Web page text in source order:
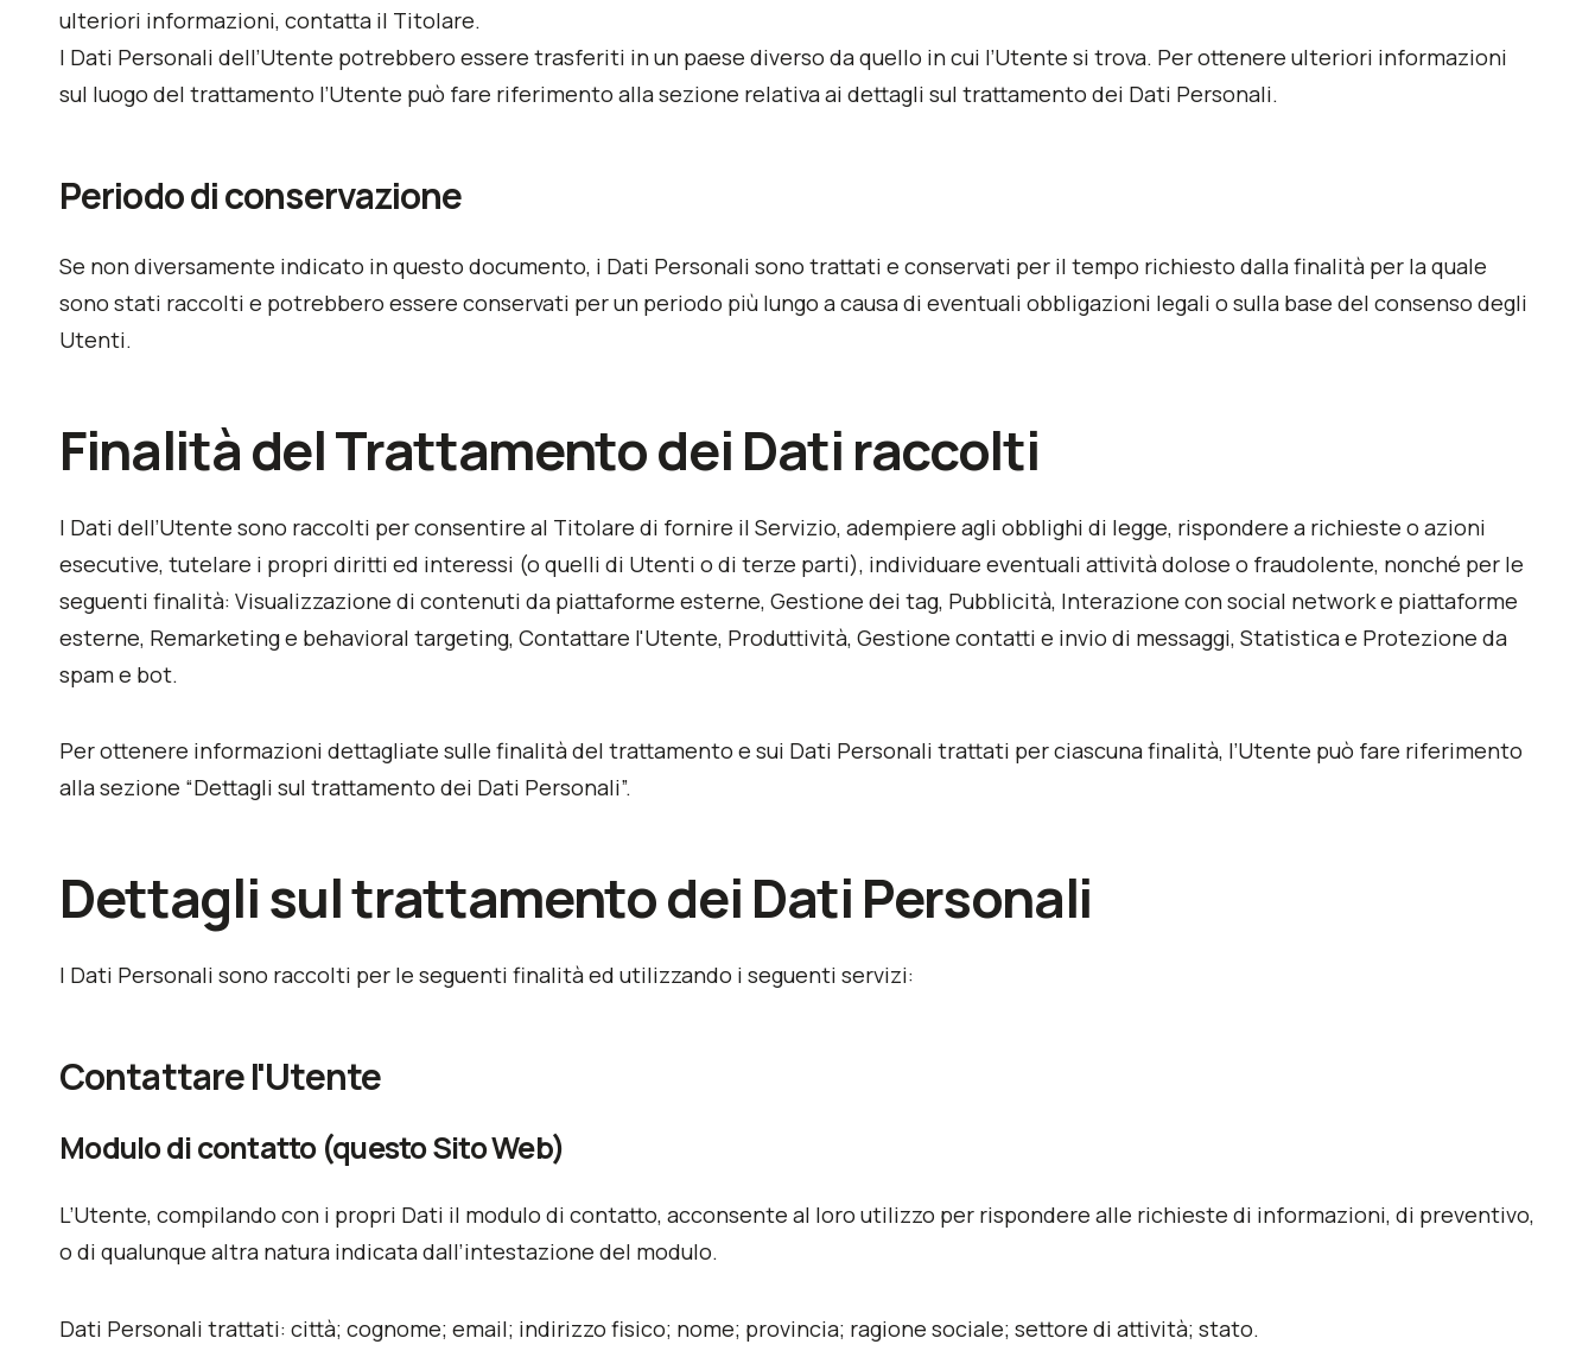
ulteriori informazioni, contatta il Titolare.
I Dati Personali dell’Utente potrebbero essere trasferiti in un paese diverso da quello in cui l’Utente si trova. Per ottenere ulteriori informazioni
sul luogo del trattamento l’Utente può fare riferimento alla sezione relativa ai dettagli sul trattamento dei Dati Personali.
Periodo di conservazione
Se non diversamente indicato in questo documento, i Dati Personali sono trattati e conservati per il tempo richiesto dalla finalità per la quale
sono stati raccolti e potrebbero essere conservati per un periodo più lungo a causa di eventuali obbligazioni legali o sulla base del consenso degli
Utenti.
Finalità del Trattamento dei Dati raccolti
I Dati dell’Utente sono raccolti per consentire al Titolare di fornire il Servizio, adempiere agli obblighi di legge, rispondere a richieste o azioni
esecutive, tutelare i propri diritti ed interessi (o quelli di Utenti o di terze parti), individuare eventuali attività dolose o fraudolente, nonché per le
seguenti finalità: Visualizzazione di contenuti da piattaforme esterne, Gestione dei tag, Pubblicità, Interazione con social network e piattaforme
esterne, Remarketing e behavioral targeting, Contattare l'Utente, Produttività, Gestione contatti e invio di messaggi, Statistica e Protezione da
spam e bot.
Per ottenere informazioni dettagliate sulle finalità del trattamento e sui Dati Personali trattati per ciascuna finalità, l’Utente può fare riferimento
alla sezione “Dettagli sul trattamento dei Dati Personali”.
Dettagli sul trattamento dei Dati Personali
I Dati Personali sono raccolti per le seguenti finalità ed utilizzando i seguenti servizi:
Contattare l'Utente
Modulo di contatto (questo Sito Web)
L’Utente, compilando con i propri Dati il modulo di contatto, acconsente al loro utilizzo per rispondere alle richieste di informazioni, di preventivo,
o di qualunque altra natura indicata dall’intestazione del modulo.
Dati Personali trattati: città; cognome; email; indirizzo fisico; nome; provincia; ragione sociale; settore di attività; stato.